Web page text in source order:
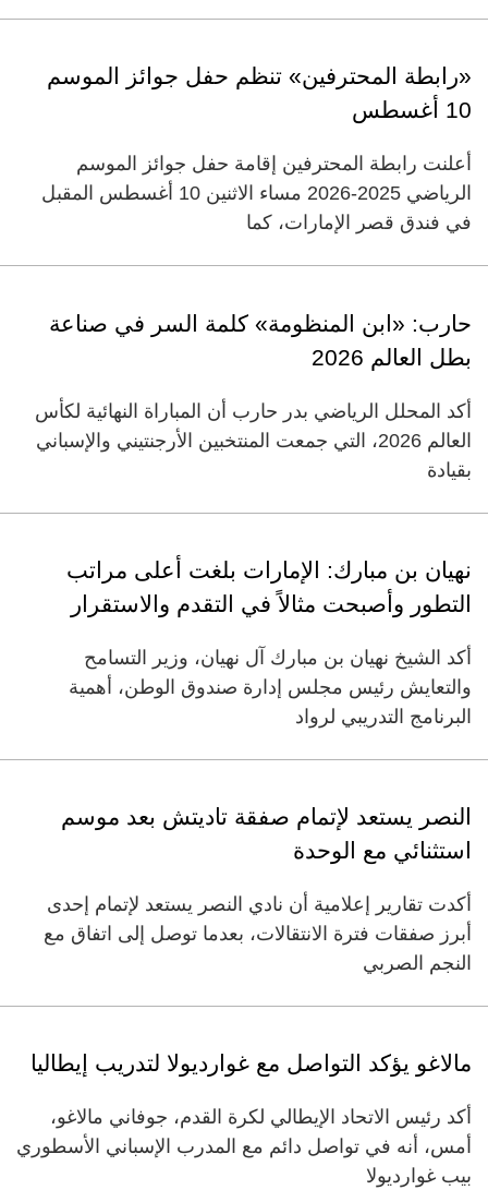
«رابطة المحترفين» تنظم حفل جوائز الموسم
10 أغسطس
أعلنت رابطة المحترفين إقامة حفل جوائز الموسم
الرياضي 2025-2026 مساء الاثنين 10 أغسطس المقبل
في فندق قصر الإمارات، كما
حارب: «ابن المنظومة» كلمة السر في صناعة
بطل العالم 2026
أكد المحلل الرياضي بدر حارب أن المباراة النهائية لكأس
العالم 2026، التي جمعت المنتخبين الأرجنتيني والإسباني
بقيادة
نهيان بن مبارك: الإمارات بلغت أعلى مراتب
التطور وأصبحت مثالاً في التقدم والاستقرار
أكد الشيخ نهيان بن مبارك آل نهيان، وزير التسامح
والتعايش رئيس مجلس إدارة صندوق الوطن، أهمية
البرنامج التدريبي لرواد
النصر يستعد لإتمام صفقة تاديتش بعد موسم
استثنائي مع الوحدة
أكدت تقارير إعلامية أن نادي النصر يستعد لإتمام إحدى
أبرز صفقات فترة الانتقالات، بعدما توصل إلى اتفاق مع
النجم الصربي
مالاغو يؤكد التواصل مع غوارديولا لتدريب إيطاليا
أكد رئيس الاتحاد الإيطالي لكرة القدم، جوفاني مالاغو،
أمس، أنه في تواصل دائم مع المدرب الإسباني الأسطوري
بيب غوارديولا